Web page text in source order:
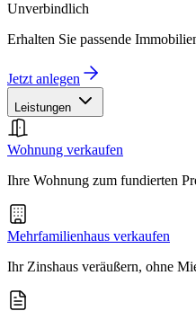
Unverbindlich
Erhalten Sie passende
Jetzt anlegen
Leistungen
Wohnung verkaufen
Ihre Wohnung zum fundierten
Mehrfamilienhaus verkaufen
Ihr Zinshaus veräußern, ohne